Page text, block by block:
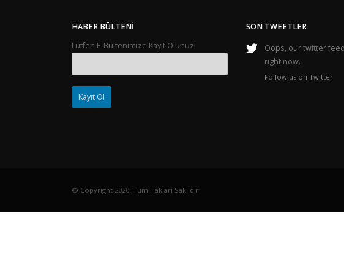
HABER BÜLTENI
Lütfen E-Bültenimize Kayıt Olunuz!
SON TWEETLER
Oops, our twitter
right now.
Follow us on Twitter
© Copyright 2020. Tüm Hakları Saklıdır